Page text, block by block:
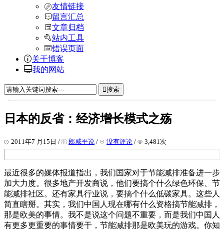
友情链接
留言汇总
文章归档
站内工具
错误页面
关于博客
我的网站
搜索
日本的反省：经济增长模式之殇
2011年7 月15日 / 郎咸平说 / 没有评论 / 3,481次
最近很多的媒体报道指出，我们国家对于节能减排准备进一步
加大力度。很多地产开发商说，他们要搞个什么绿色环保、节
能减排社区。还有家具行业说，要搞个什么低碳家具。这些人
简直瞎掰。其实，我们中国人现在哪有什么资格搞节能减排，
那是欧美的事情。我不是说这个问题不重要，而是我们中国人
有更多更重要的事情要干，节能减排那是欧美玩的游戏。你知